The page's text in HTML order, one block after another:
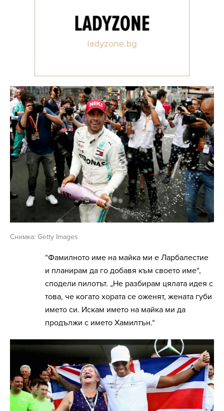
Снимка: Getty Images
“Фамилното име на майка ми е Ларбалестие
и планирам да го добавя към своето име“,
сподели пилотът. „Не разбирам цялата идея с
това, че когато хората се оженят, жената губи
името си. Искам името на майка ми да
продължи с името Хамилтън.“